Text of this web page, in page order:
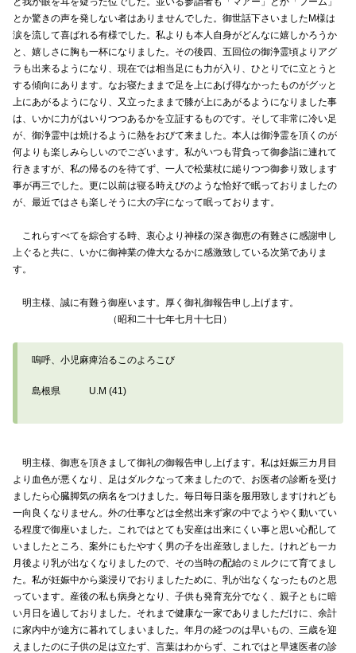
とか驚きの声を発しない者はありませんでした。御世話下さいましたM様は
涙を流して喜ばれる有様でした。私よりも本人自身がどんなに嬉しかろうか
と、嬉しさに胸も一杯になりました。その後四、五回位の御浄霊頃よりアグ
ラも出来るようになり、現在では相当足にも力が入り、ひとりでに立とうと
する傾向にあります。なお寝たままで足を上にあげ得なかったものがグッと
上にあがるようになり、又立ったままで膝が上にあがるようになりました事
は、いかに力がはいりつつあるかを立証するものです。そして非常に冷い足
が、御浄霊中は焼けるように熱をおびて来ました。本人は御浄霊を頂くのが
何よりも楽しみらしいのでございます。私がいつも背負って御参詣に連れて
行きますが、私の帰るのを待てず、一人で松葉杖に縋りつつ御参り致します
事が再三でした。更に以前は寝る時えびのような恰好で眠っておりましたの
が、最近ではさも楽しそうに大の字になって眠っております。
これらすべてを綜合する時、衷心より神様の深き御恵の有難さに感謝申し
上ぐると共に、いかに御神業の偉大なるかに感激致している次第でありま
す。
明主様、誠に有難う御座います。厚く御礼御報告申し上げます。
（昭和二十七年七月十七日）
嗚呼、小児麻痺治るこのよろこび
島根県 U.M (41)
明主様、御恵を頂きまして御礼の御報告申し上げます。私は妊娠三カ月目
より血色が悪くなり、足はダルクなって来ましたので、お医者の診断を受け
ましたら心臓脚気の病名をつけました。毎日毎日薬を服用致しますけれども
一向良くなりません。外の仕事などは全然出来ず家の中でようやく動いてい
る程度で御座いました。これではとても安産は出来にくい事と思い心配して
いましたところ、案外にもたやすく男の子を出産致しました。けれども一カ
月後より乳が出なくなりましたので、その当時の配給のミルクにて育てまし
た。私が妊娠中から薬浸りでおりましたために、乳が出なくなったものと思
っています。産後の私も病身となり、子供も発育充分でなく、親子ともに暗
い月日を過しておりました。それまで健康な一家でありましただけに、余計
に家内中が途方に暮れてしまいました。年月の経つのは早いもの、三歳を迎
えましたのに子供の足は立たず、言葉はわからず、これではと早速医者の診